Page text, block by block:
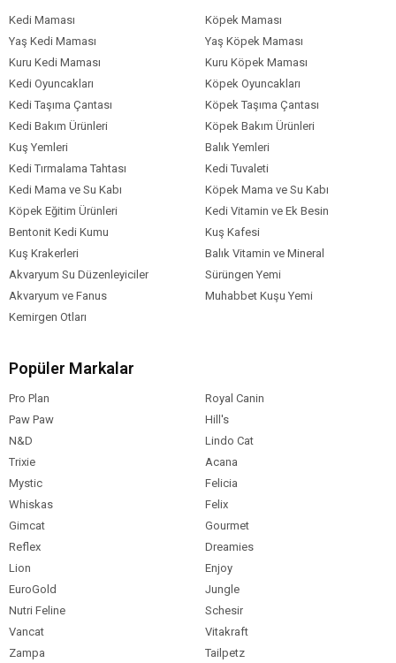
Kedi Maması
Köpek Maması
Yaş Kedi Maması
Yaş Köpek Maması
Kuru Kedi Maması
Kuru Köpek Maması
Kedi Oyuncakları
Köpek Oyuncakları
Kedi Taşıma Çantası
Köpek Taşıma Çantası
Kedi Bakım Ürünleri
Köpek Bakım Ürünleri
Kuş Yemleri
Balık Yemleri
Kedi Tırmalama Tahtası
Kedi Tuvaleti
Kedi Mama ve Su Kabı
Köpek Mama ve Su Kabı
Köpek Eğitim Ürünleri
Kedi Vitamin ve Ek Besin
Bentonit Kedi Kumu
Kuş Kafesi
Kuş Krakerleri
Balık Vitamin ve Mineral
Akvaryum Su Düzenleyiciler
Sürüngen Yemi
Akvaryum ve Fanus
Muhabbet Kuşu Yemi
Kemirgen Otları
Popüler Markalar
Pro Plan
Royal Canin
Paw Paw
Hill's
N&D
Lindo Cat
Trixie
Acana
Mystic
Felicia
Whiskas
Felix
Gimcat
Gourmet
Reflex
Dreamies
Lion
Enjoy
EuroGold
Jungle
Nutri Feline
Schesir
Vancat
Vitakraft
Zampa
Tailpetz